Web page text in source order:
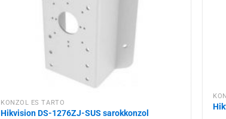
KONZOL ÉS TARTÓ
Hikvision DS-1276ZJ-SUS sarokkonzol